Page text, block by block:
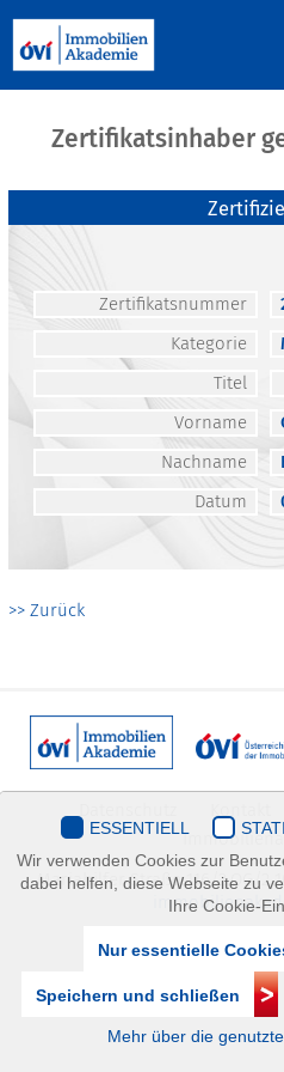
Zertifikatsinhaber
Zertifikatsnummer
Kategorie
Titel
Vorname
Nachname
Datum
>> Zurück
Mariahilfer Straße 116/2.OG/2
ESSENTIELL
Wir verwenden Cookies zur
dabei helfen, diese Webseite zu
Ihre Cookie-
Nur essentielle
Speichern und schließen
Mehr über die